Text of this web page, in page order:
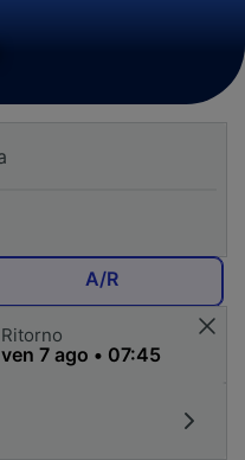
A/R
Ritorno